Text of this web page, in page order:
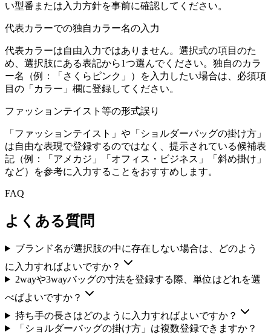
い型番または入力方針を事前に確認してください。
代表カラーでの独自カラー名の入力
代表カラーは自由入力ではありません。選択式の項目のた
め、選択肢にある表記から1つ選んでください。独自のカラ
ー名（例：「さくらピンク」）を入力したい場合は、必須項
目の「カラー」欄に登録してください。
ファッションテイスト等の形式誤り
「ファッションテイスト」や「ショルダーバッグの掛け方」
は自由な表現で登録するのではなく、提示されている候補表
記（例：「アメカジ」「オフィス・ビジネス」「斜め掛け」
など）を参考に入力することをおすすめします。
FAQ
よくある質問
ブランド名が選択肢の中に存在しない場合は、どのよう
に入力すればよいですか？
2wayや3wayバッグの寸法を登録する際、単位はどれを選
べばよいですか？
持ち手の長さはどのように入力すればよいですか？
「ショルダーバッグの掛け方」は複数登録できますか？